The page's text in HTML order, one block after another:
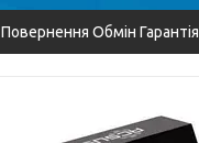
Повернення Обмін Гарантія